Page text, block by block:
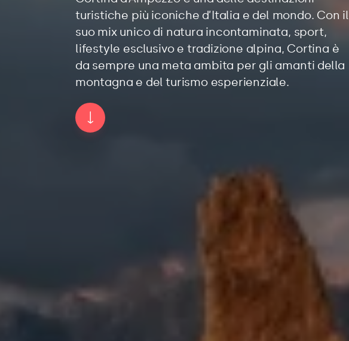
turistiche più iconiche d’Italia e del mondo. Con il
suo mix unico di natura incontaminata, sport,
lifestyle esclusivo e tradizione alpina, Cortina è
da sempre una meta ambita per gli amanti della
montagna e del turismo esperienziale.